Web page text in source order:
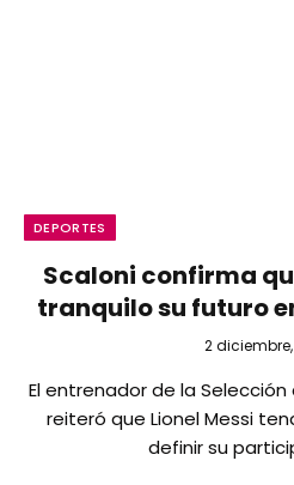
DEPORTES
Scaloni confirma
tranquilo su futuro
2
El entrenador de la Selección
reiteró que Lionel Messi
definir su